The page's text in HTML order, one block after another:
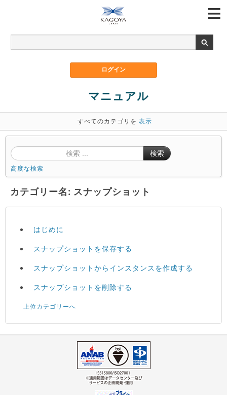
マニュアル
すべてのカテゴリを 表示
検索
高度な検索
カテゴリー名: スナップショット
はじめに
スナップショットを保存する
スナップショットからインスタンスを作成する
スナップショットを削除する
上位カテゴリーへ